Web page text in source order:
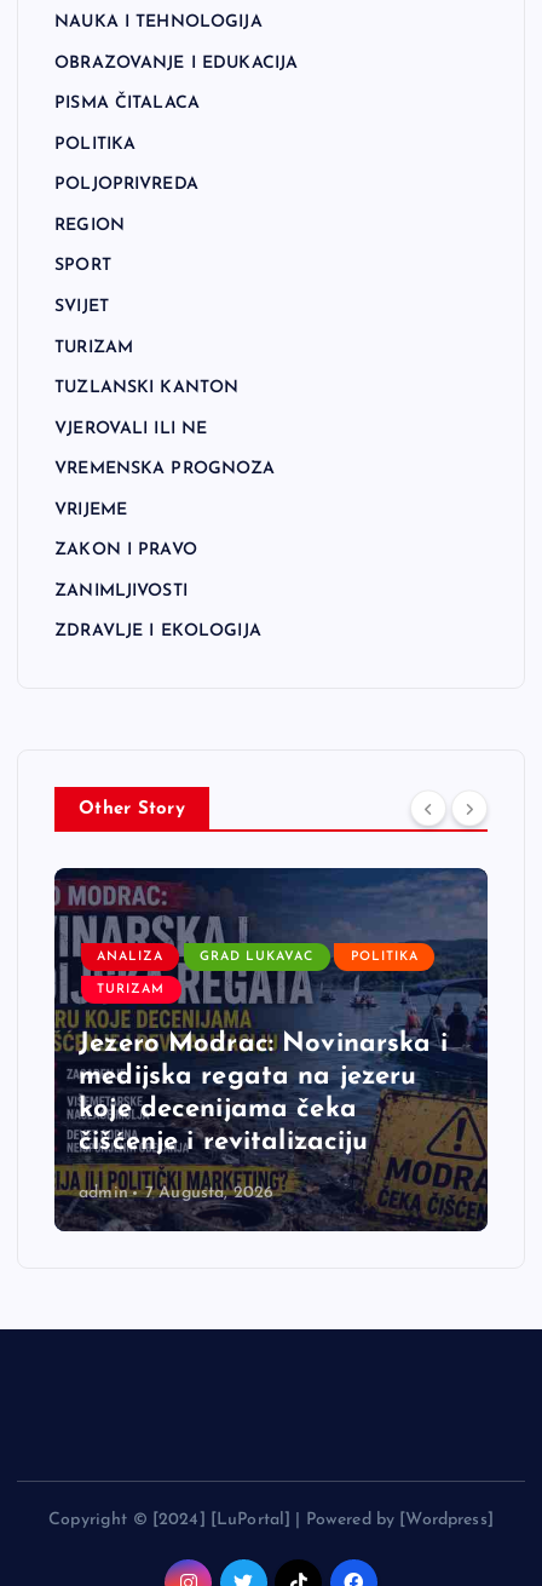
NAUKA I TEHNOLOGIJA
OBRAZOVANJE I EDUKACIJA
PISMA ČITALACA
POLITIKA
POLJOPRIVREDA
REGION
SPORT
SVIJET
TURIZAM
TUZLANSKI KANTON
VJEROVALI ILI NE
VREMENSKA PROGNOZA
VRIJEME
ZAKON I PRAVO
ZANIMLJIVOSTI
ZDRAVLJE I EKOLOGIJA
Other Story
ANALIZA GRAD LUKAVAC POLITIKA
TURIZAM
Jezero Modrac: Novinarska i
medijska regata na jezeru
koje decenijama čeka
čišćenje i revitalizaciju
admin 7 Augusta, 2026
Copyright © [2024] [LuPortal] | Powered by [Wordpress]